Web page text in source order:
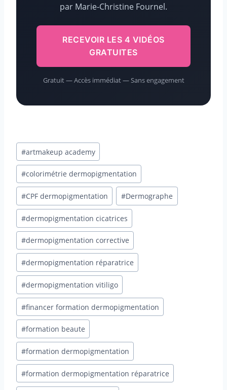
par Marie-Christine Fournel.
RECEVOIR LES 4 VIDÉOS
GRATUITES
Gratuit — Accès immédiat — Sans engagement
Étiquettes
de
la
publication :
#artmakeup academy
#colorimétrie dermopigmentation
#CPF dermopigmentation #Dermographe
#dermopigmentation cicatrices
#dermopigmentation corrective
#dermopigmentation réparatrice
#dermopigmentation vitiligo
#financer formation dermopigmentation
#formation beaute
#formation dermopigmentation
#formation dermopigmentation réparatrice